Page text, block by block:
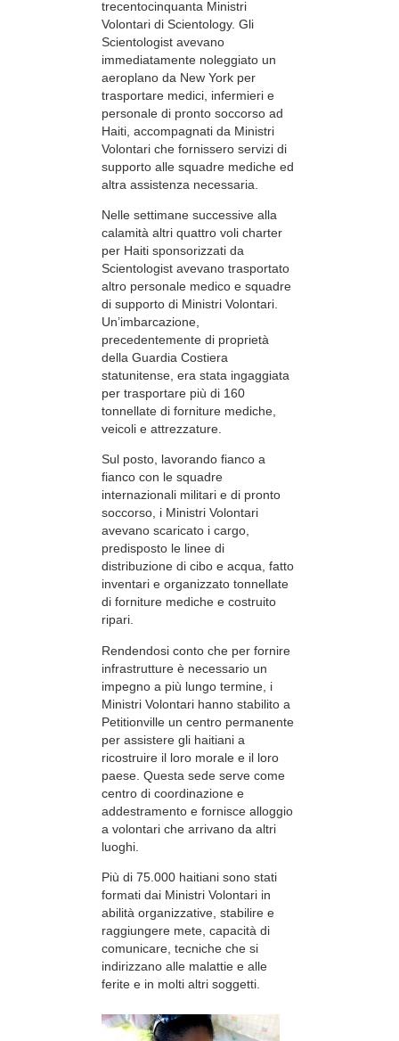
trecentocinquanta Ministri
Volontari di Scientology. Gli
Scientologist avevano
immediatamente noleggiato un
aeroplano da New York per
trasportare medici, infermieri e
personale di pronto soccorso ad
Haiti, accompagnati da Ministri
Volontari che fornissero servizi di
supporto alle squadre mediche ed
altra assistenza necessaria.
Nelle settimane successive alla
calamità altri quattro voli charter
per Haiti sponsorizzati da
Scientologist avevano trasportato
altro personale medico e squadre
di supporto di Ministri Volontari.
Un’imbarcazione,
precedentemente di proprietà
della Guardia Costiera
statunitense, era stata ingaggiata
per trasportare più di 160
tonnellate di forniture mediche,
veicoli e attrezzature.
Sul posto, lavorando fianco a
fianco con le squadre
internazionali militari e di pronto
soccorso, i Ministri Volontari
avevano scaricato i cargo,
predisposto le linee di
distribuzione di cibo e acqua, fatto
inventari e organizzato tonnellate
di forniture mediche e costruito
ripari.
Rendendosi conto che per fornire
infrastrutture è necessario un
impegno a più lungo termine, i
Ministri Volontari hanno stabilito a
Petitionville un centro permanente
per assistere gli haitiani a
ricostruire il loro morale e il loro
paese. Questa sede serve come
centro di coordinazione e
addestramento e fornisce alloggio
a volontari che arrivano da altri
luoghi.
Più di 75.000 haitiani sono stati
formati dai Ministri Volontari in
abilità organizzative, stabilire e
raggiungere mete, capacità di
comunicare, tecniche che si
indirizzano alle malattie e alle
ferite e in molti altri soggetti.